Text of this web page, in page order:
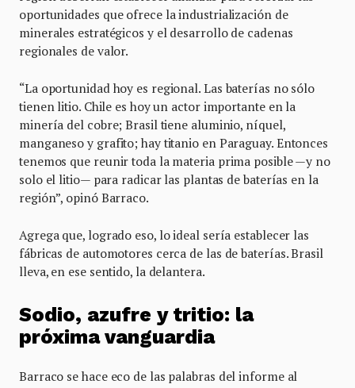
oportunidades que ofrece la industrialización de
minerales estratégicos y el desarrollo de cadenas
regionales de valor.
“La oportunidad hoy es regional. Las baterías no sólo
tienen litio. Chile es hoy un actor importante en la
minería del cobre; Brasil tiene aluminio, níquel,
manganeso y grafito; hay titanio en Paraguay. Entonces
tenemos que reunir toda la materia prima posible —y no
solo el litio— para radicar las plantas de baterías en la
región”, opinó Barraco.
Agrega que, logrado eso, lo ideal sería establecer las
fábricas de automotores cerca de las de baterías. Brasil
lleva, en ese sentido, la delantera.
Sodio, azufre y tritio: la
próxima vanguardia
Barraco se hace eco de las palabras del informe al